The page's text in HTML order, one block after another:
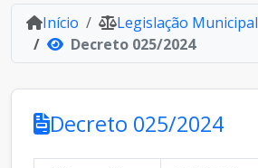
Início Legislação Municipal
Decreto 025/2024
Decreto 025/2024